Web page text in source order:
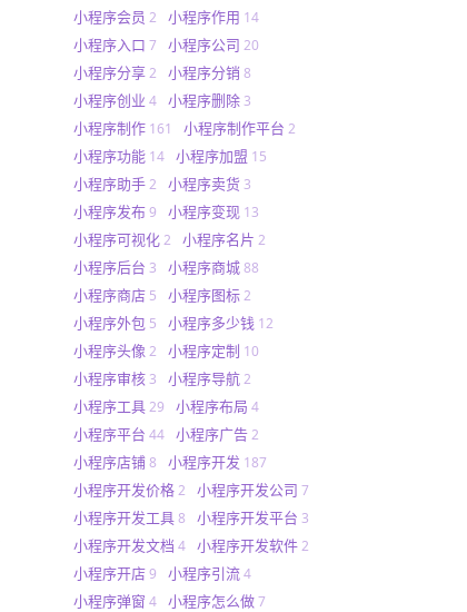
小程序会员 2 小程序作用 14
小程序入口 7 小程序公司 20
小程序分享 2 小程序分销 8
小程序创业 4 小程序删除 3
小程序制作 161 小程序制作平台 2
小程序功能 14 小程序加盟 15
小程序助手 2 小程序卖货 3
小程序发布 9 小程序变现 13
小程序可视化 2 小程序名片 2
小程序后台 3 小程序商城 88
小程序商店 5 小程序图标 2
小程序外包 5 小程序多少钱 12
小程序头像 2 小程序定制 10
小程序审核 3 小程序导航 2
小程序工具 29 小程序布局 4
小程序平台 44 小程序广告 2
小程序店铺 8 小程序开发 187
小程序开发价格 2 小程序开发公司 7
小程序开发工具 8 小程序开发平台 3
小程序开发文档 4 小程序开发软件 2
小程序开店 9 小程序引流 4
小程序弹窗 4 小程序怎么做 7